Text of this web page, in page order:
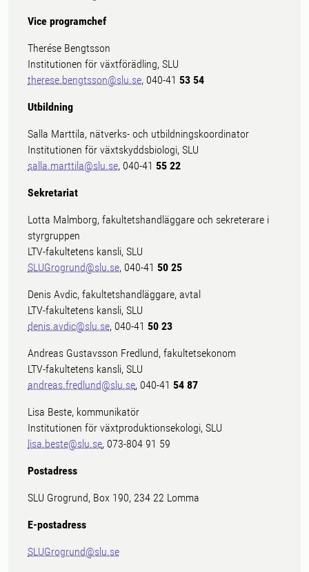
Vice programchef
Therése Bengtsson
Institutionen för växtförädling, SLU
therese.bengtsson@slu.se, 040-41 53 54
Utbildning
Salla Marttila, nätverks- och utbildningskoordinator
Institutionen för växtskyddsbiologi, SLU
salla.marttila@slu.se, 040-41 55 22
Sekretariat
Lotta Malmborg, fakultetshandläggare och sekreterare i
styrgruppen
LTV-fakultetens kansli, SLU
SLUGrogrund@slu.se, 040-41 50 25
Denis Avdic, fakultetshandläggare, avtal
LTV-fakultetens kansli, SLU
denis.avdic@slu.se, 040-41 50 23
Andreas Gustavsson Fredlund, fakultetsekonom
LTV-fakultetens kansli, SLU
andreas.fredlund@slu.se, 040-41 54 87
Lisa Beste, kommunikatör
Institutionen för växtproduktionsekologi, SLU
lisa.beste@slu.se, 073-804 91 59
Postadress
SLU Grogrund, Box 190, 234 22 Lomma
E-postadress
SLUGrogrund@slu.se